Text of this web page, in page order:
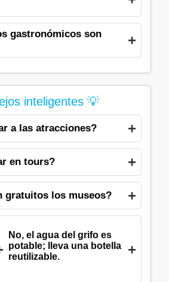
gastronómicos son
inteligentes 💡
a las atracciones?
en tours?
gratuitos los museos?
No, el agua del grifo es
potable; lleva una botella
reutilizable.